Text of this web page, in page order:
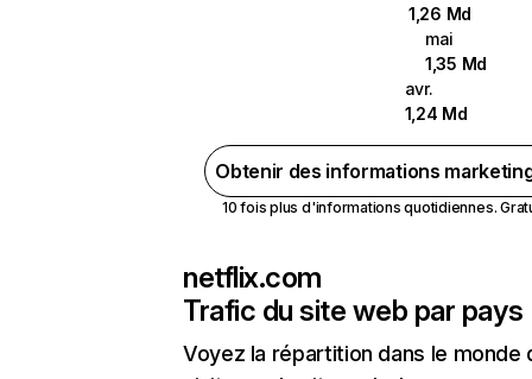
1,26 Md
mai
1,35 Md
avr.
1,24 Md
Obtenir des informations
10 fois plus d'informations quotidiennes.
netflix.com
Trafic du site web par pays
Voyez la répartition dans le monde